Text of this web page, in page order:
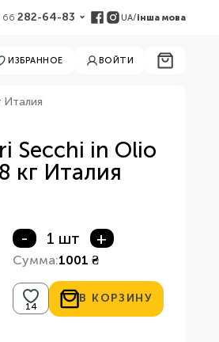
66282-64-83 UA/інша мова
ИЗБРАННОЕ ВОЙТИ
Италия
Secchi in Olio
кг Италия
- 1 шт +
Сумма:1001 ₴
В КОРЗИНУ